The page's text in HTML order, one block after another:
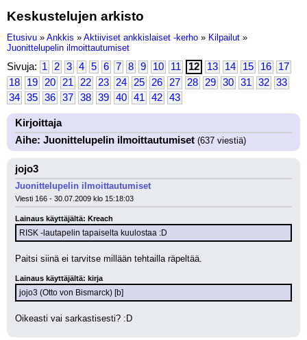
Keskustelujen arkisto
Etusivu » Ankkis » Aktiiviset ankkislaiset -kerho » Kilpailut »
Juonittelupelin ilmoittautumiset
Sivuja: 1 2 3 4 5 6 7 8 9 10 11 12 13 14 15 16
17
18
19 20 21 22 23 24 25 26 27 28 29 30 31 32
33
34
35 36 37 38 39 40 41 42 43
Kirjoittaja
Aihe: Juonittelupelin ilmoittautumiset (637 viestiä)
jojo3
Juonittelupelin ilmoittautumiset
Viesti 166 - 30.07.2009 klo 15:18:03
Lainaus käyttäjältä: Kreach
RISK -lautapelin tapaiselta kuulostaa :D
Paitsi siinä ei tarvitse millään tehtailla räpeltää.
Lainaus käyttäjältä: kirja
jojo3 (Otto von Bismarck) [b]
Oikeasti vai sarkastisesti? :D